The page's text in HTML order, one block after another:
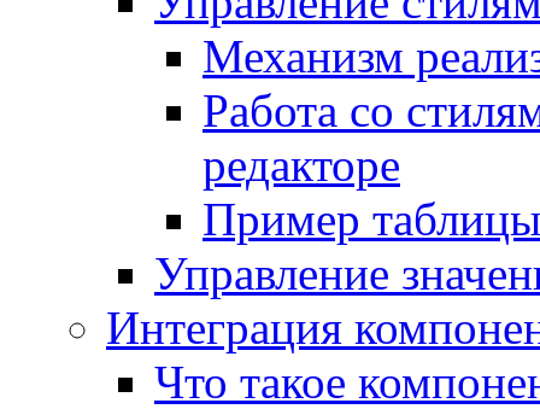
Механизм
Работа со
редакторе
Пример
Управление
Интеграция
Что такое